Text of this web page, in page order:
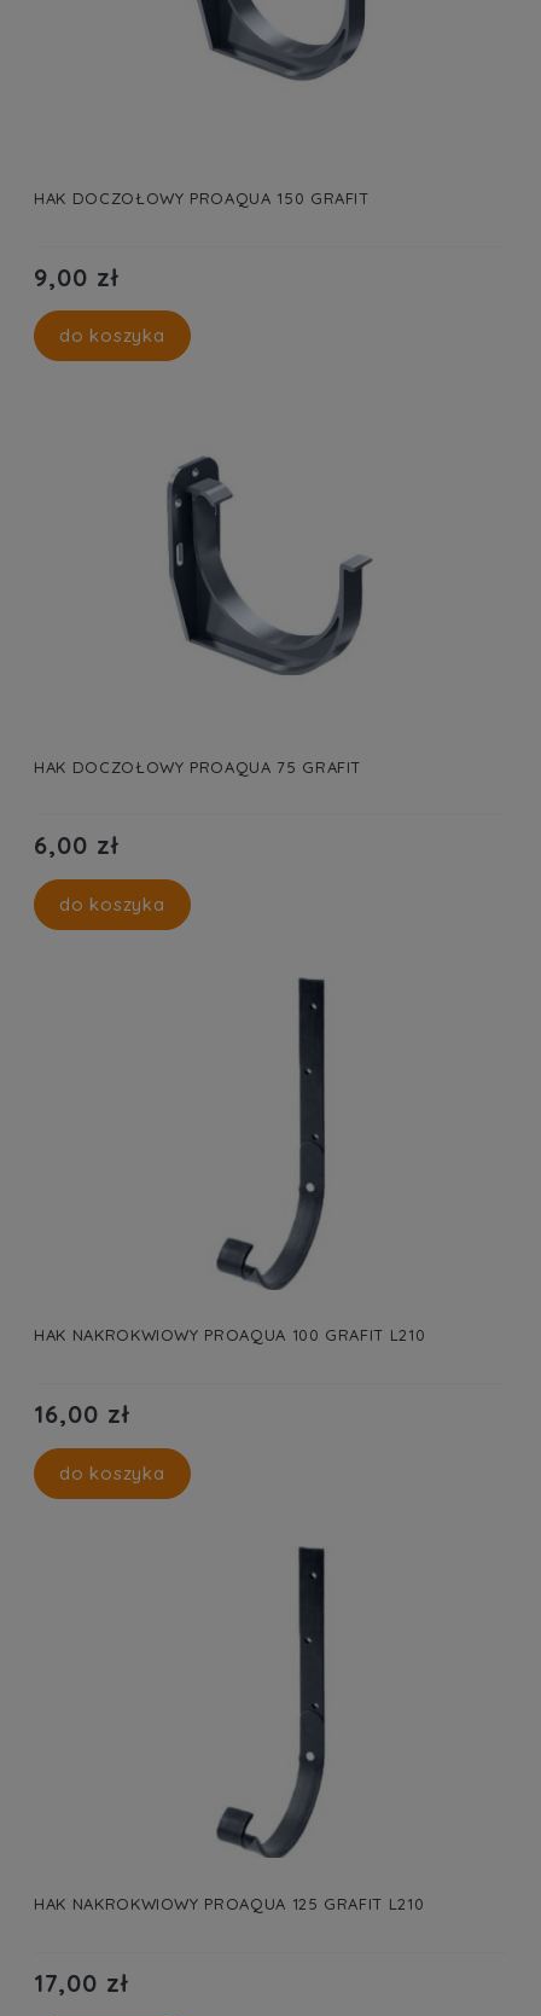
HAK DOCZOŁOWY PROAQUA 150 GRAFIT
9,00 zł
do koszyka
HAK DOCZOŁOWY PROAQUA 75 GRAFIT
6,00 zł
do koszyka
HAK NAKROKWIOWY PROAQUA 100 GRAFIT L210
16,00 zł
do koszyka
HAK NAKROKWIOWY PROAQUA 125 GRAFIT L210
17,00 zł